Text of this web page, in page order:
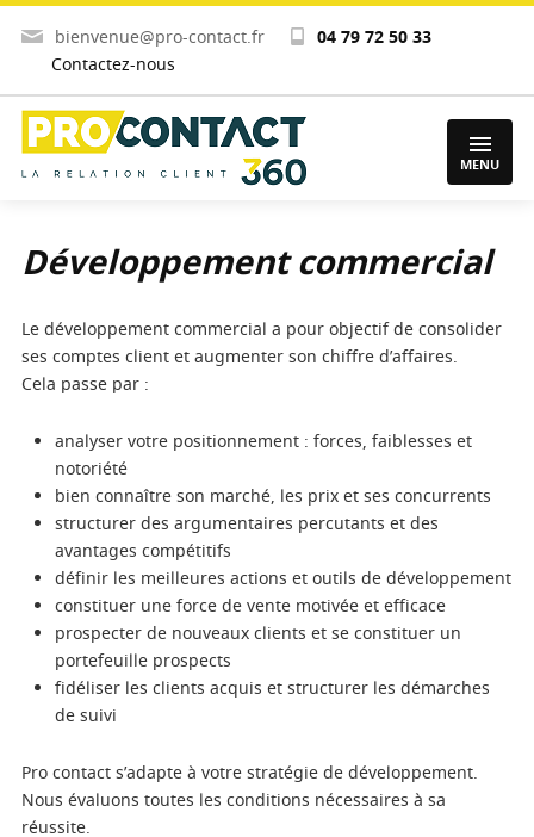
bienvenue@pro-contact.fr
04 79 72 50 33
Contactez-nous
MENU
Développement commercial
Le développement commercial a pour objectif de consolider
ses comptes client et augmenter son chiffre d’affaires.
Cela passe par :
analyser votre positionnement : forces, faiblesses et
notoriété
bien connaître son marché, les prix et ses concurrents
structurer des argumentaires percutants et des
avantages compétitifs
définir les meilleures actions et outils de développement
constituer une force de vente motivée et efficace
prospecter de nouveaux clients et se constituer un
portefeuille prospects
fidéliser les clients acquis et structurer les démarches
de suivi
Pro contact s’adapte à votre stratégie de développement.
Nous évaluons toutes les conditions nécessaires à sa
réussite.